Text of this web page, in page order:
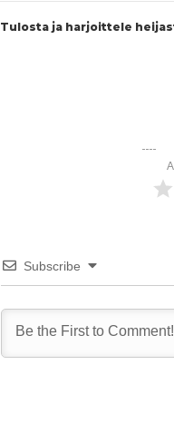
Tulosta ja harjoittele
Subscribe